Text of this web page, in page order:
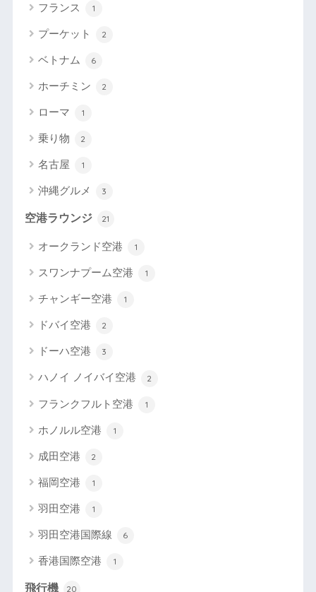
フランス 1
プーケット 2
ベトナム 6
ホーチミン 2
ローマ 1
乗り物 2
名古屋 1
沖縄グルメ 3
空港ラウンジ 21
オークランド空港 1
スワンナプーム空港 1
チャンギー空港 1
ドバイ空港 2
ドーハ空港 3
ハノイ ノイバイ空港 2
フランクフルト空港 1
ホノルル空港 1
成田空港 2
福岡空港 1
羽田空港 1
羽田空港国際線 6
香港国際空港 1
飛行機 20